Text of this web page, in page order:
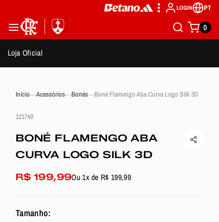
LOGIN PT
0
Loja Oficial
Início Acessórios Bonés Boné Flamengo Aba Curva Logo Silk 3D
121749
BONÉ FLAMENGO ABA
CURVA LOGO SILK 3D
R$ 199,99Ou 1x de R$ 199,99
Tamanho: